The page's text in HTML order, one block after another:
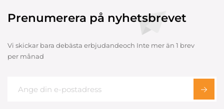
Prenumerera på nyhetsbrevet
Vi skickar bara debästa erbjudandeoch Inte mer än 1 brev
per månad